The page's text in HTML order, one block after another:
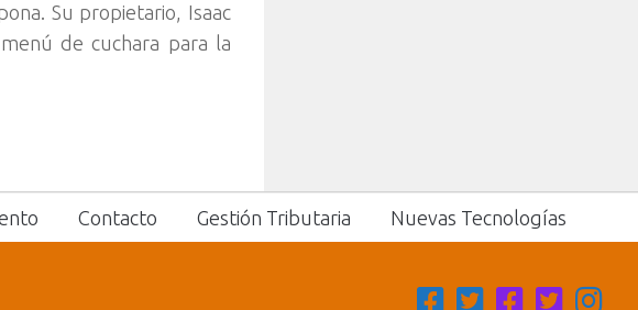
Su propietario, Isaac
de cuchara para la
Contacto Gestión Tributaria Nuevas Tecnologías